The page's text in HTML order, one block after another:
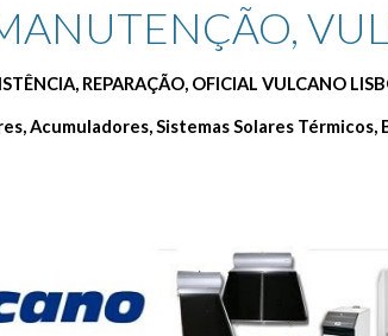
REPARAÇÃO, OFICIAL VULCANO
Acumuladores, Sistemas Solares